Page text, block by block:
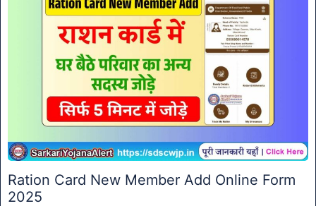
Ration Card New Member Add Online Form
2025